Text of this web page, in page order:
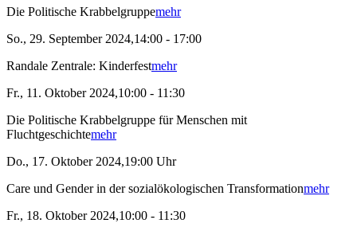
Die Politische Krabbelgruppemehr
So., 29. September 2024,14:00 - 17:00
Randale Zentrale: Kinderfestmehr
Fr., 11. Oktober 2024,10:00 - 11:30
Die Politische Krabbelgruppe für Menschen mit
Fluchtgeschichtemehr
Do., 17. Oktober 2024,19:00 Uhr
Care und Gender in der sozialökologischen Transformationmehr
Fr., 18. Oktober 2024,10:00 - 11:30